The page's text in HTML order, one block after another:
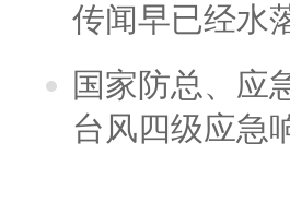
传闻早已经水
国家防总、应
台风四级应急